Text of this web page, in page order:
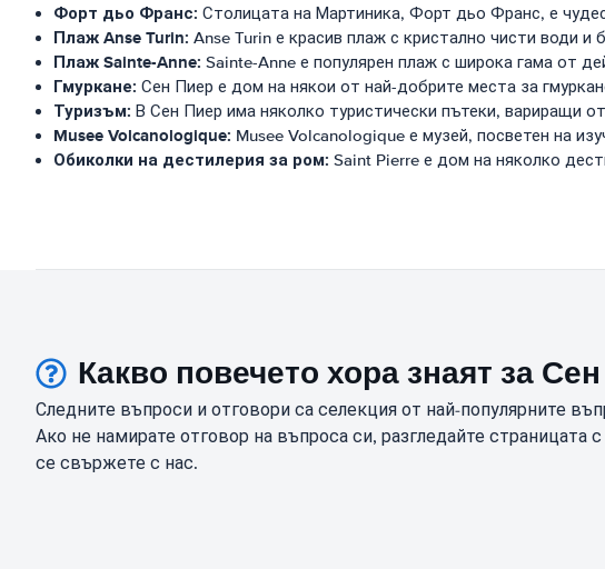
Форт дьо Франс: Столицата на Мартиника, Форт дьо Франс, е
Плаж Anse Turin: Anse Turin е красив плаж с кристално чисти води и
Плаж Sainte-Anne: Sainte-Anne е популярен плаж с широка гама от
Гмуркане: Сен Пиер е дом на някои от най-добрите места за
Туризъм: В Сен Пиер има няколко туристически пътеки, вариращи
Musee Volcanologique: Musee Volcanologique е музей, посветен на
Обиколки на дестилерия за ром: Saint Pierre е дом на няколко
Какво повечето хора знаят за
Следните въпроси и отговори са селекция от най-популярните
Ако не намирате отговор на въпроса си, разгледайте страницата
се свържете с нас.